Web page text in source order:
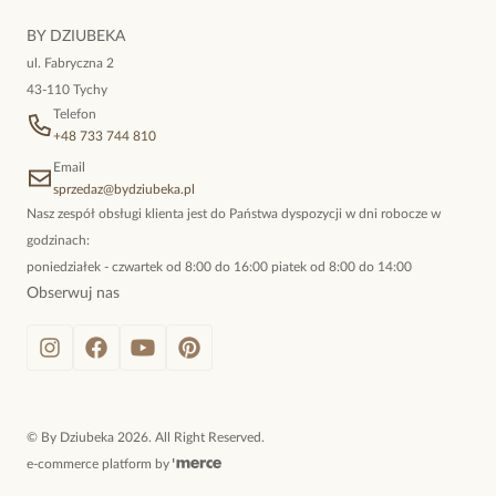
BY DZIUBEKA
ul. Fabryczna 2
43-110 Tychy
Telefon
+48 733 744 810
Email
sprzedaz@bydziubeka.pl
Nasz zespół obsługi klienta jest do Państwa dyspozycji w dni robocze w
godzinach:
poniedziałek - czwartek od 8:00 do 16:00 piatek od 8:00 do 14:00
Obserwuj nas
© By Dziubeka 2026. All Right Reserved.
e-commerce platform by